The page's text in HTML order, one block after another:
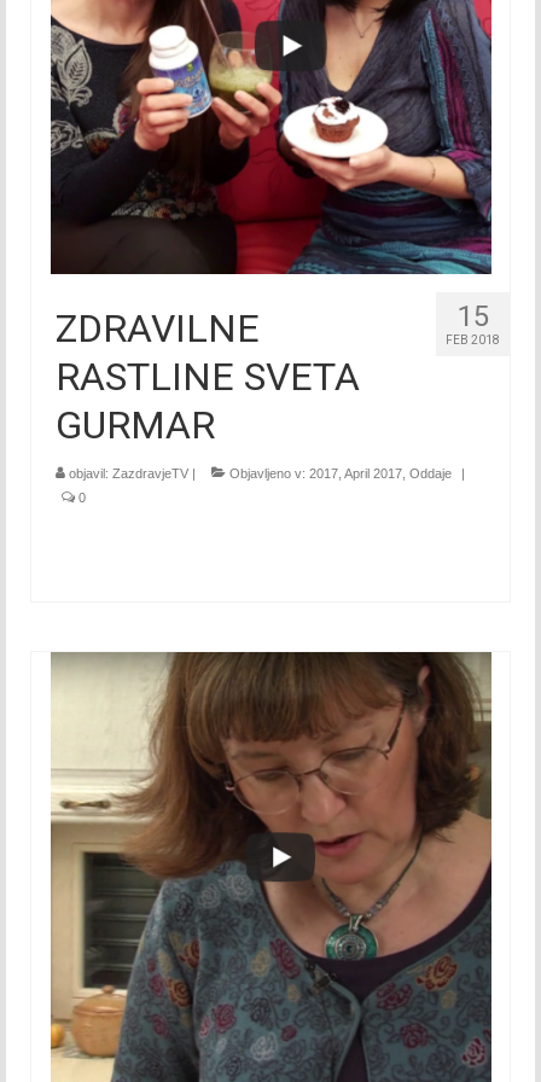
2015
Januar 2015
Februar 2015
Marec 2015
April 2015
Maj 2015
Junij 2015
Julij 2015
Avgust 2015
September 2015
2016
Januar 2016
Februar 2016
Marec 2016
April 2016
Maj 2016
Junij 2016
Julij 2016
Avgust 2016
15
FEB 2018
ZDRAVILNE
RASTLINE SVETA
GURMAR
objavil: ZazdravjeTV | Objavljeno v: 2017 April 2017 Oddaje
|
0